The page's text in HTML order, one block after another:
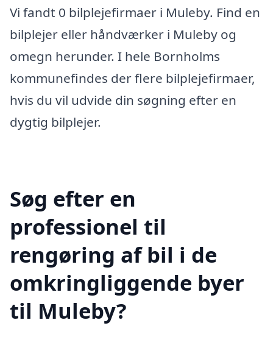
Vi fandt 0 bilplejefirmaer i Muleby. Find en
bilplejer eller håndværker i Muleby og
omegn herunder. I hele Bornholms
kommunefindes der flere bilplejefirmaer,
hvis du vil udvide din søgning efter en
dygtig bilplejer.
Søg efter en
professionel til
rengøring af bil i de
omkringliggende byer
til Muleby?